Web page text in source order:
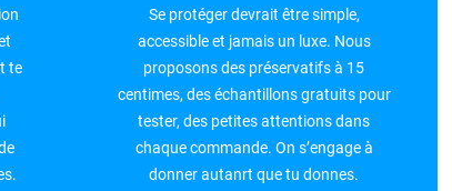
te
Se protéger devrait être simple,
accessible et jamais un luxe. Nous
proposons des préservatifs à 15
centimes, des échantillons gratuits pour
tester, des petites attentions dans
chaque commande. On s’engage à
donner autanrt que tu donnes.